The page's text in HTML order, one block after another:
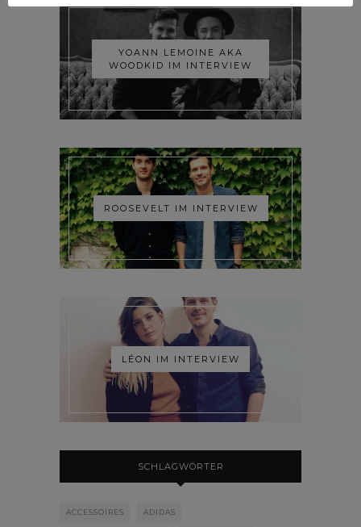
YOANN LEMOINE AKA
WOODKID IM INTERVIEW
ROOSEVELT IM INTERVIEW
LÉON IM INTERVIEW
SCHLAGWÖRTER
ACCESSOIRES ADIDAS